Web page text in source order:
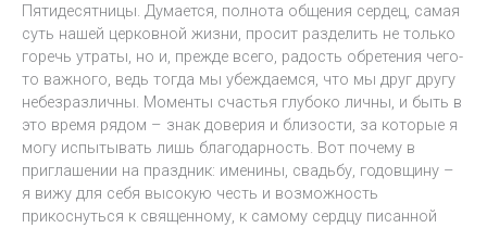
Пятидесятницы. Думается, полнота общения сердец, самая
суть нашей церковной жизни, просит разделить не только
горечь утраты, но и, прежде всего, радость обретения чего-
то важного, ведь тогда мы убеждаемся, что мы друг другу
небезразличны. Моменты счастья глубоко личны, и быть в
это время рядом – знак доверия и близости, за которые я
могу испытывать лишь благодарность. Вот почему в
приглашении на праздник: именины, свадьбу, годовщину –
я вижу для себя высокую честь и возможность
прикоснуться к священному, к самому сердцу писанной